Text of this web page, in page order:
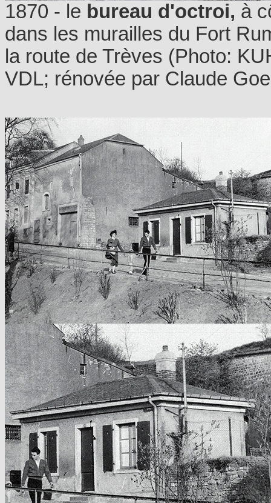
1870 - le bureau d'octroi, à
dans les murailles du Fort
la route de Trèves (Photo:
VDL; rénovée par Claude